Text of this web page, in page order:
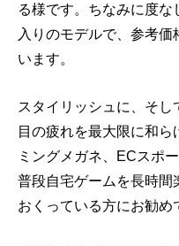
る様です。ちなみに度
入りのモデルで、参考
います。
スタイリッシュに、そし
目の疲れを最大限に和
ミングメガネ、ECスポ
普段自宅ゲームを長時間
おくっている方にお勧め